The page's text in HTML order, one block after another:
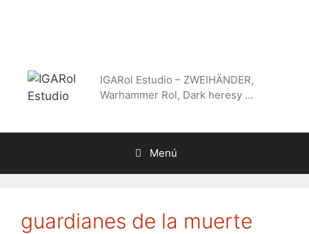
IGARol Estudio – ZWEIHÄNDER,
Warhammer Rol, Dark heresy …
Menú
guardianes de la muerte